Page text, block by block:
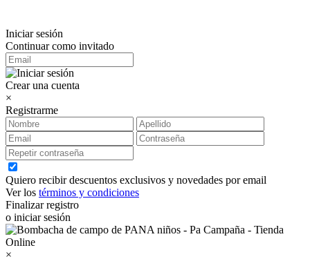
Iniciar sesión
Continuar como invitado
Crear una cuenta
×
Registrarme
Quiero recibir descuentos exclusivos y novedades por email
Ver los términos y condiciones
Finalizar registro
o iniciar sesión
×